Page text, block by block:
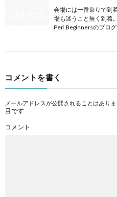
会場には一番乗りで到
場も迷うこと無く到着
Perl Beginnersのブロ
コメントを書く
メールアドレスが公開されることはありま
目です
コメント